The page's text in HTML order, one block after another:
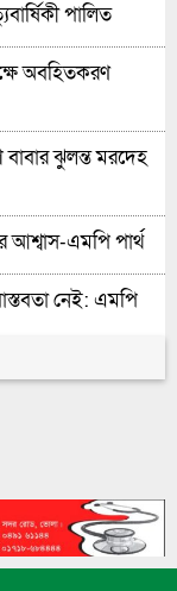
চায় সচেতন মহল”-
গুলিবিদ্ধ-১
বানু ফাউন্ডেশনের
পালিত
অবহিতকরণ
ঝুলন্ত মরদেহ
আশ্বাস-এমপি পার্থ
নেই: এমপি
গুরুত্বপূর্ণ অফিসের
মনপুরা-তজুমদ্দিনের